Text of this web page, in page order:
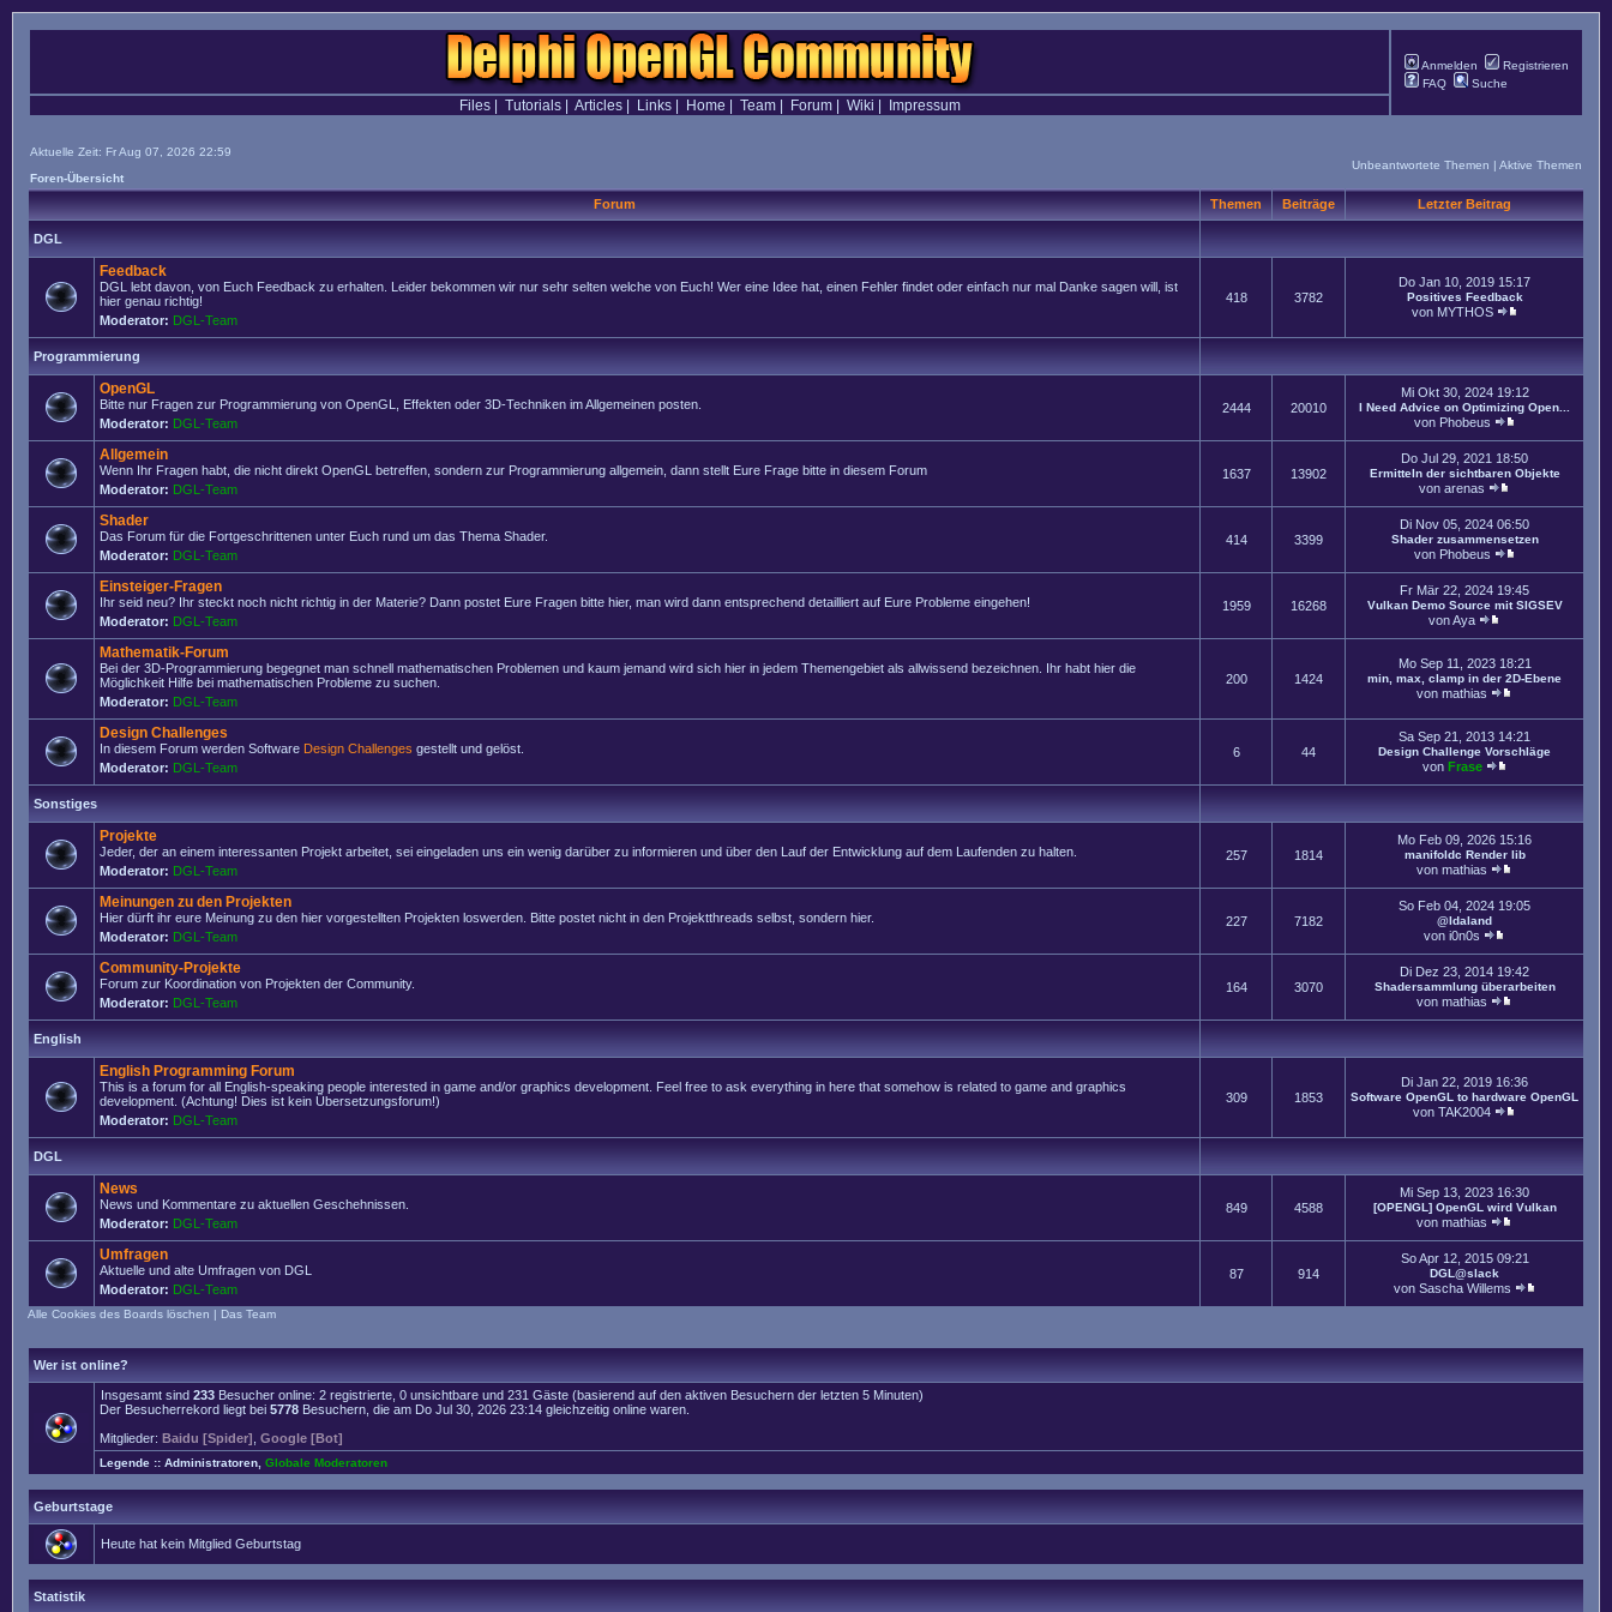
Anmelden
Registrieren
FAQ
Suche
Files| Tutorials| Articles| Links| Home Team| Forum| Wiki Impressum
Aktuelle Zeit: Fr Aug 07, 2026 22:59
Foren-Übersicht
Unbeantwortete Themen | Aktive Themen
Forum Themen Beiträge Letzter Beitrag
DGL
Feedback
DGL lebt davon, von Euch Feedback zu erhalten. Leider bekommen wir nur sehr selten welche von Euch! Wer eine Idee hat, einen Fehler findet oder einfach nur mal Danke sagen will, ist
hier genau richtig!
Moderator: DGL-Team
418 3782
Do Jan 10, 2019 15:17
Positives Feedback
von MYTHOS
Programmierung
OpenGL
Bitte nur Fragen zur Programmierung von OpenGL, Effekten oder 3D-Techniken im Allgemeinen posten.
Moderator: DGL-Team
2444 20010
Mi Okt 30, 2024 19:12
I Need Advice on Optimizing Open...
von Phobeus
Allgemein
Wenn Ihr Fragen habt, die nicht direkt OpenGL betreffen, sondern zur Programmierung allgemein, dann stellt Eure Frage bitte in diesem Forum
Moderator: DGL-Team
1637 13902
Do Jul 29, 2021 18:50
Ermitteln der sichtbaren Objekte
von arenas
Shader
Das Forum für die Fortgeschrittenen unter Euch rund um das Thema Shader.
Moderator: DGL-Team
414 3399
Di Nov 05, 2024 06:50
Shader zusammensetzen
von Phobeus
Einsteiger-Fragen
Ihr seid neu? Ihr steckt noch nicht richtig in der Materie? Dann postet Eure Fragen bitte hier, man wird dann entsprechend detailliert auf Eure Probleme eingehen!
Moderator: DGL-Team
1959 16268
Fr Mär 22, 2024 19:45
Vulkan Demo Source mit SIGSEV
vonAya
Mathematik-Forum
Bei der 3D-Programmierung begegnet man schnell mathematischen Problemen und kaum jemand wird sich hier in jedem Themengebiet als allwissend bezeichnen. Ihr habt hier die
Möglichkeit Hilfe bei mathematischen Probleme zu suchen.
Moderator: DGL-Team
200 1424
Mo Sep 11, 2023 18:21
min, max, clamp in der 2D-Ebene
von mathias
Design Challenges
In diesem Forum werden Software Design Challenges gestellt und gelöst.
Moderator: DGL-Team
6 44
Sa Sep 21, 2013 14:21
Design Challenge Vorschläge
von Frase
Sonstiges
Projekte
Jeder, der an einem interessanten Projekt arbeitet, sei eingeladen uns ein wenig darüber zu informieren und über den Lauf der Entwicklung auf dem Laufenden zu halten.
Moderator: DGL-Team
257 1814
Mo Feb 09, 2026 15:16
manifoldc Render lib
von mathias
Meinungen zu den Projekten
Hier dürft ihr eure Meinung zu den hier vorgestellten Projekten loswerden. Bitte postet nicht in den Projektthreads selbst, sondern hier.
Moderator: DGL-Team
227 7182
So Feb 04, 2024 19:05
@Idaland
von i0n0s
Community-Projekte
Forum zur Koordination von Projekten der Community.
Moderator: DGL-Team
164 3070
Di Dez 23, 2014 19:42
Shadersammlung überarbeiten
von mathias
English
English Programming Forum
This is a forum for all English-speaking people interested in game and/or graphics development. Feel free to ask everything in here that somehow is related to game and graphics
development. (Achtung! Dies ist kein Übersetzungsforum!)
Moderator: DGL-Team
309 1853
Di Jan 22, 2019 16:36
Software OpenGL to hardware OpenGL
von TAK2004
DGL
News
News und Kommentare zu aktuellen Geschehnissen.
Moderator: DGL-Team
849 4588
Mi Sep 13, 2023 16:30
[OPENGL] OpenGL wird Vulkan
von mathias
Umfragen
Aktuelle und alte Umfragen von DGL
Moderator: DGL-Team
87 914
So Apr 12, 2015 09:21
DGL@slack
von Sascha Willems
Alle Cookies des Boards löschen | Das Team
Wer ist online?
Insgesamt sind 233 Besucher online: 2 registrierte, 0 unsichtbare und 231 Gäste (basierend auf den aktiven Besuchern der letzten 5 Minuten)
Der Besucherrekord liegt bei 5778 Besuchern, die am Do Jul 30, 2026 23:14 gleichzeitig online waren.
Mitglieder: Baidu [Spider] Google [Bot]
Legende :: Administratoren Globale Moderatoren
Geburtstage
Heute hat kein Mitglied Geburtstag
Statistik